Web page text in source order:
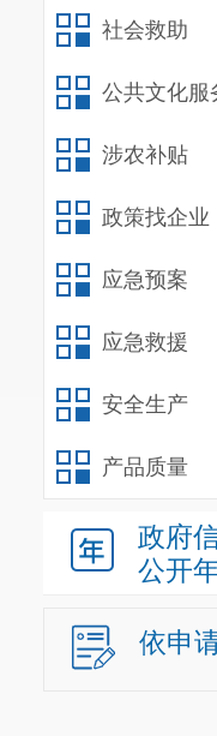
社会救助
公共文化服
涉农补贴
政策找企业
应急预案
应急救援
安全生产
产品质量
政府
公开
依申